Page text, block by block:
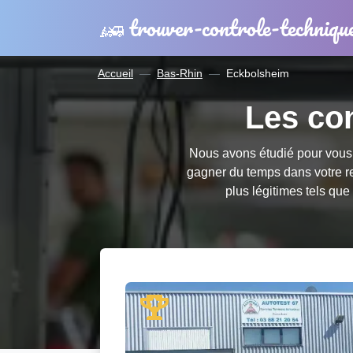
trouver-controle-
Accueil Bas-Rhin Eckbolsheim
Les
Nous avons étudié pour
gagner du temps dans votre
plus légitimes tels